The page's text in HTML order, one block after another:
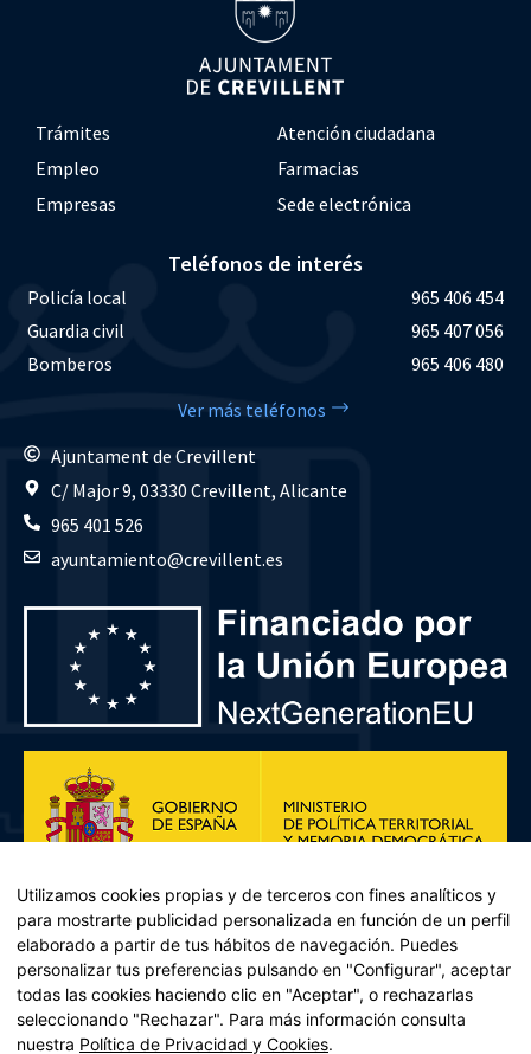
Trámites
Atención ciudadana
Empleo
Farmacias
Empresas
Sede electrónica
Teléfonos de interés
Policía local
965 406 454
Guardia civil
965 407 056
Bomberos
965 406 480
Ver más teléfonos
Ajuntament de Crevillent
C/ Major 9, 03330 Crevillent, Alicante
965 401 526
ayuntamiento@crevillent.es
Plan de Recuperación, Transformación y Resiliencia – Financiado por
Utilizamos cookies propias y de terceros con fines analíticos y
para mostrarte publicidad personalizada en función de un perfil
elaborado a partir de tus hábitos de navegación. Puedes
personalizar tus preferencias pulsando en "Configurar", aceptar
todas las cookies haciendo clic en "Aceptar", o rechazarlas
seleccionando "Rechazar". Para más información consulta
nuestra Política de Privacidad y Cookies.